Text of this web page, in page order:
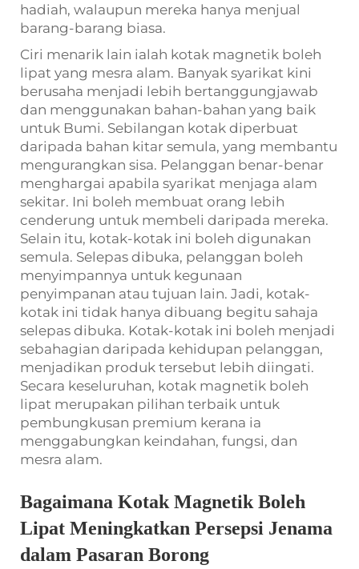
hadiah, walaupun mereka hanya menjual
barang-barang biasa.
Ciri menarik lain ialah kotak magnetik boleh
lipat yang mesra alam. Banyak syarikat kini
berusaha menjadi lebih bertanggungjawab
dan menggunakan bahan-bahan yang baik
untuk Bumi. Sebilangan kotak diperbuat
daripada bahan kitar semula, yang membantu
mengurangkan sisa. Pelanggan benar-benar
menghargai apabila syarikat menjaga alam
sekitar. Ini boleh membuat orang lebih
cenderung untuk membeli daripada mereka.
Selain itu, kotak-kotak ini boleh digunakan
semula. Selepas dibuka, pelanggan boleh
menyimpannya untuk kegunaan
penyimpanan atau tujuan lain. Jadi, kotak-
kotak ini tidak hanya dibuang begitu sahaja
selepas dibuka. Kotak-kotak ini boleh menjadi
sebahagian daripada kehidupan pelanggan,
menjadikan produk tersebut lebih diingati.
Secara keseluruhan, kotak magnetik boleh
lipat merupakan pilihan terbaik untuk
pembungkusan premium kerana ia
menggabungkan keindahan, fungsi, dan
mesra alam.
Bagaimana Kotak Magnetik Boleh
Lipat Meningkatkan Persepsi Jenama
dalam Pasaran Borong